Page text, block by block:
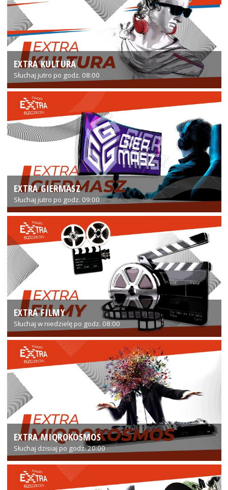
EXTRA KULTURA
Słuchaj jutro po godz. 08:00
EXTRA GIERMASZ
Słuchaj jutro po godz. 09:00
EXTRA FILMY
Słuchaj w niedzielę po godz. 08:00
EXTRA MIQROKOSMOS
Słuchaj dzisiaj po godz. 20:00